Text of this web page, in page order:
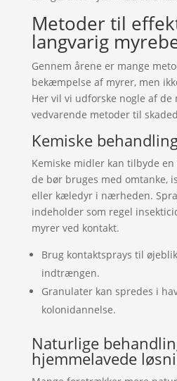
Metoder til
langvarig
Gennem årene er mange
bekæmpelse af myrer, men
Her vil vi udforske nogle af de
vedvarende metoder til
Kemiske
Kemiske midler kan tilbyde
de bør bruges med omtanke,
eller kæledyr i nærheden.
indeholder som regel
myrer ved kontakt.
Brug kontaktsprays til
indtrængen.
Granulater kan spredes i
kolonidannelse.
Naturlige
hjemmelavede